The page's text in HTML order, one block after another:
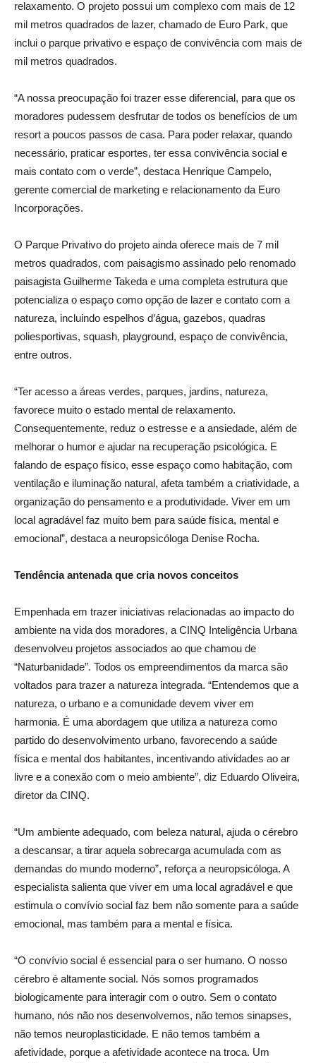
relaxamento. O projeto possui um complexo com mais de 12
mil metros quadrados de lazer, chamado de Euro Park, que
inclui o parque privativo e espaço de convivência com mais de
mil metros quadrados.
“A nossa preocupação foi trazer esse diferencial, para que os
moradores pudessem desfrutar de todos os benefícios de um
resort a poucos passos de casa. Para poder relaxar, quando
necessário, praticar esportes, ter essa convivência social e
mais contato com o verde”, destaca Henrique Campelo,
gerente comercial de marketing e relacionamento da Euro
Incorporações.
O Parque Privativo do projeto ainda oferece mais de 7 mil
metros quadrados, com paisagismo assinado pelo renomado
paisagista Guilherme Takeda e uma completa estrutura que
potencializa o espaço como opção de lazer e contato com a
natureza, incluindo espelhos d’água, gazebos, quadras
poliesportivas, squash, playground, espaço de convivência,
entre outros.
“Ter acesso a áreas verdes, parques, jardins, natureza,
favorece muito o estado mental de relaxamento.
Consequentemente, reduz o estresse e a ansiedade, além de
melhorar o humor e ajudar na recuperação psicológica. E
falando de espaço físico, esse espaço como habitação, com
ventilação e iluminação natural, afeta também a criatividade, a
organização do pensamento e a produtividade. Viver em um
local agradável faz muito bem para saúde física, mental e
emocional”, destaca a neuropsicóloga Denise Rocha.
Tendência antenada que cria novos conceitos
Empenhada em trazer iniciativas relacionadas ao impacto do
ambiente na vida dos moradores, a CINQ Inteligência Urbana
desenvolveu projetos associados ao que chamou de
“Naturbanidade”. Todos os empreendimentos da marca são
voltados para trazer a natureza integrada. “Entendemos que a
natureza, o urbano e a comunidade devem viver em
harmonia. É uma abordagem que utiliza a natureza como
partido do desenvolvimento urbano, favorecendo a saúde
física e mental dos habitantes, incentivando atividades ao ar
livre e a conexão com o meio ambiente”, diz Eduardo Oliveira,
diretor da CINQ.
“Um ambiente adequado, com beleza natural, ajuda o cérebro
a descansar, a tirar aquela sobrecarga acumulada com as
demandas do mundo moderno”, reforça a neuropsicóloga. A
especialista salienta que viver em uma local agradável e que
estimula o convívio social faz bem não somente para a saúde
emocional, mas também para a mental e física.
“O convívio social é essencial para o ser humano. O nosso
cérebro é altamente social. Nós somos programados
biologicamente para interagir com o outro. Sem o contato
humano, nós não nos desenvolvemos, não temos sinapses,
não temos neuroplasticidade. E não temos também a
afetividade, porque a afetividade acontece na troca. Um